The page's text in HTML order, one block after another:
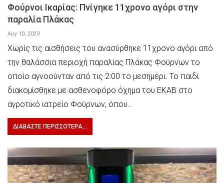
Φούρνοι Ικαρίας: Πνίγηκε 11χρονο αγόρι στην
παραλία Πλάκας
Αυγ 10, 2023
Χωρίς τις αισθήσεις του ανασύρθηκε 11χρονο αγόρι από
την θαλάσσια περιοχή παραλίας Πλάκας Φούρνων το
οποίο αγνοούνταν από τις 2:00 το μεσημέρι. Το παιδί
διακομίσθηκε με ασθενοφόρο όχημα του ΕΚΑΒ στο
αγροτικό ιατρείο Φούρνων, όπου…
ΔΙΑΒΆΣΤΕ ΠΕΡΙΣΣΌΤΕΡΑ...